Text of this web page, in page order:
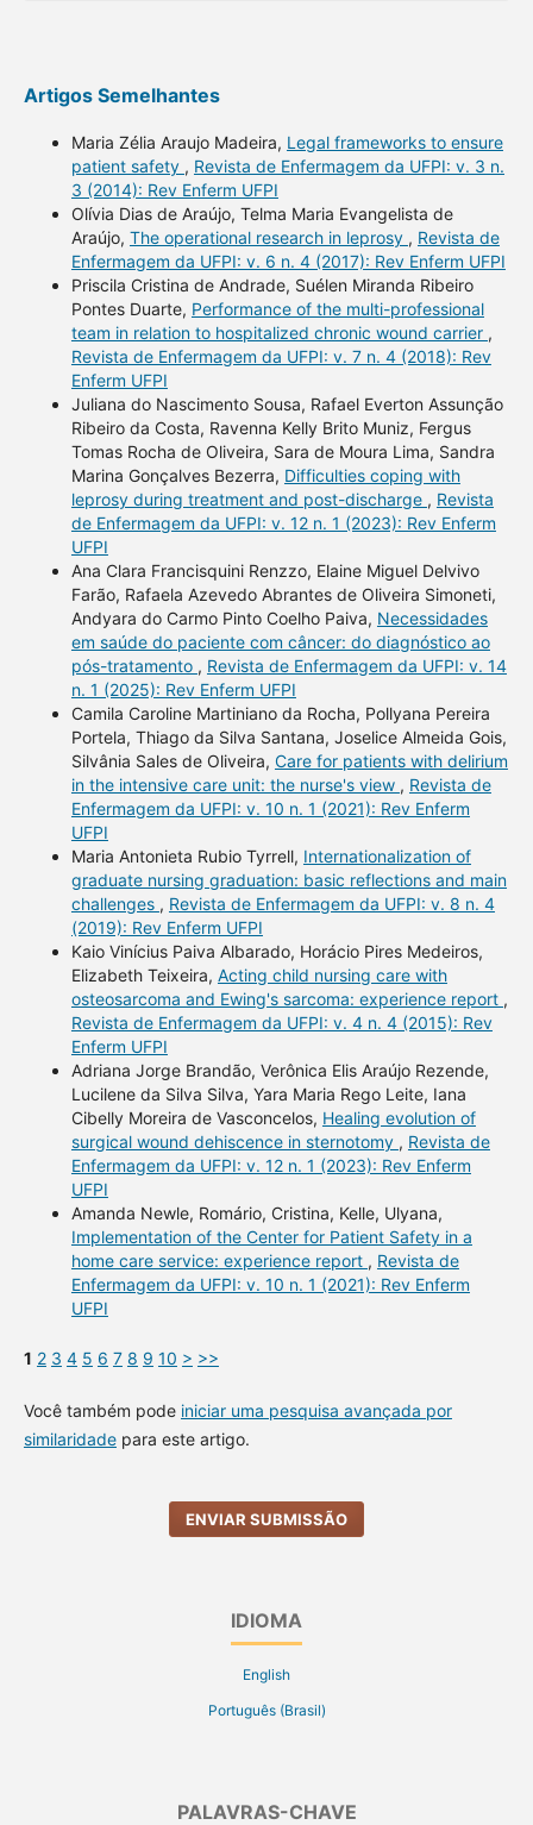
Artigos Semelhantes
Maria Zélia Araujo Madeira, Legal frameworks to ensure
patient safety , Revista de Enfermagem da UFPI: v. 3 n.
3 (2014): Rev Enferm UFPI
Olívia Dias de Araújo, Telma Maria Evangelista de
Araújo, The operational research in leprosy , Revista de
Enfermagem da UFPI: v. 6 n. 4 (2017): Rev Enferm UFPI
Priscila Cristina de Andrade, Suélen Miranda Ribeiro
Pontes Duarte, Performance of the multi-professional
team in relation to hospitalized chronic wound carrier ,
Revista de Enfermagem da UFPI: v. 7 n. 4 (2018): Rev
Enferm UFPI
Juliana do Nascimento Sousa, Rafael Everton Assunção
Ribeiro da Costa, Ravenna Kelly Brito Muniz, Fergus
Tomas Rocha de Oliveira, Sara de Moura Lima, Sandra
Marina Gonçalves Bezerra, Difficulties coping with
leprosy during treatment and post-discharge , Revista
de Enfermagem da UFPI: v. 12 n. 1 (2023): Rev Enferm
UFPI
Ana Clara Francisquini Renzzo, Elaine Miguel Delvivo
Farão, Rafaela Azevedo Abrantes de Oliveira Simoneti,
Andyara do Carmo Pinto Coelho Paiva, Necessidades
em saúde do paciente com câncer: do diagnóstico ao
pós-tratamento , Revista de Enfermagem da UFPI: v. 14
n. 1 (2025): Rev Enferm UFPI
Camila Caroline Martiniano da Rocha, Pollyana Pereira
Portela, Thiago da Silva Santana, Joselice Almeida Gois,
Silvânia Sales de Oliveira, Care for patients with delirium
in the intensive care unit: the nurse's view , Revista de
Enfermagem da UFPI: v. 10 n. 1 (2021): Rev Enferm
UFPI
Maria Antonieta Rubio Tyrrell, Internationalization of
graduate nursing graduation: basic reflections and main
challenges , Revista de Enfermagem da UFPI: v. 8 n. 4
(2019): Rev Enferm UFPI
Kaio Vinícius Paiva Albarado, Horácio Pires Medeiros,
Elizabeth Teixeira, Acting child nursing care with
osteosarcoma and Ewing's sarcoma: experience report ,
Revista de Enfermagem da UFPI: v. 4 n. 4 (2015): Rev
Enferm UFPI
Adriana Jorge Brandão, Verônica Elis Araújo Rezende,
Lucilene da Silva Silva, Yara Maria Rego Leite, Iana
Cibelly Moreira de Vasconcelos, Healing evolution of
surgical wound dehiscence in sternotomy , Revista de
Enfermagem da UFPI: v. 12 n. 1 (2023): Rev Enferm
UFPI
Amanda Newle, Romário, Cristina, Kelle, Ulyana,
Implementation of the Center for Patient Safety in a
home care service: experience report , Revista de
Enfermagem da UFPI: v. 10 n. 1 (2021): Rev Enferm
UFPI
1 2 3 4 5 6 7 8 9 10 > >>
Você também pode iniciar uma pesquisa avançada por
similaridadepara este artigo.
ENVIAR SUBMISSÃO
IDIOMA
English
Português (Brasil)
PALAVRAS-CHAVE